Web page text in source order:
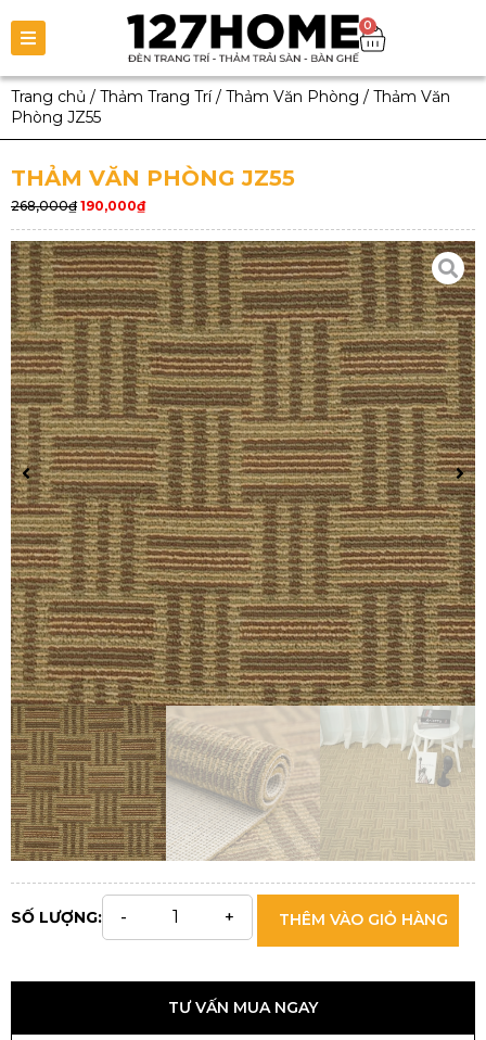
0
Trang chủ / Thảm Trang Trí/ Thảm Văn Phòng / Thảm Văn
Phòng JZ55
THẢM VĂN PHÒNG JZ55
268,000₫ 190,000₫
SỐ LƯỢNG: THÊM VÀO GIỎ HÀNG
TƯ VẤN MUA NGAY